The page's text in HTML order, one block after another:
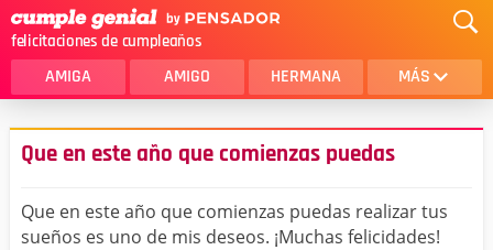
felicitaciones de cumpleaños
AMIGA AMIGO HERMANA MÁS
MAMA
AMOR
SOBRINA
HIJA
Que en este año que comienzas puedas
Que en este año que comienzas puedas realizar tus
sueños es uno de mis deseos. ¡Muchas felicidades!